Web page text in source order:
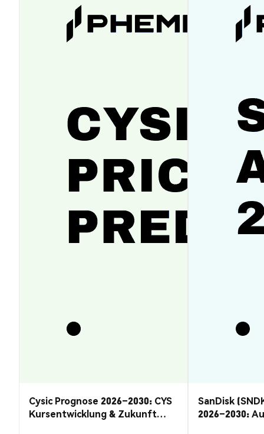
Cysic Prognose 2026–2030: CYS
Kursentwicklung & Zukunft
SanDisk
2026–2030: